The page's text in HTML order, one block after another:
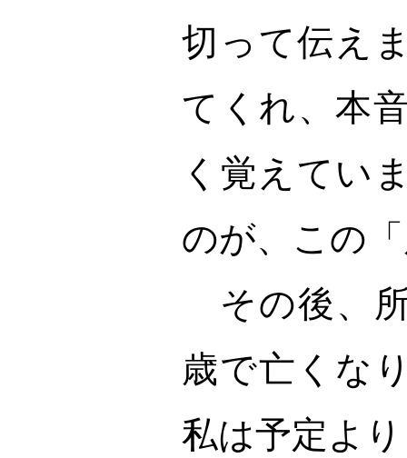
切って伝え
てくれ、本
く覚えてい
のが、この
その後、
歳で亡くな
私は予定よ